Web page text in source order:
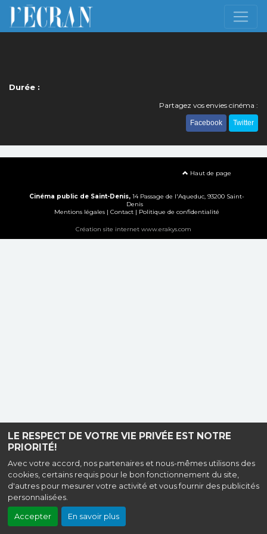
LE RESPECT DE VOTRE VIE PRIVÉE EST NOTRE
PRIORITÉ!
Avec votre accord, nos partenaires et nous-mêmes utilisons des
cookies, certains requis pour le bon fonctionnement du site,
d'autres pour mesurer votre activité et vous fournir des publicités
personnalisées.
Accepter En savoir plus
Durée :
Partagez vos envies cinéma :
Facebook Twitter
Haut de page
Cinéma public de Saint-Denis, 14 Passage de l'Aqueduc, 93200 Saint-
Denis
Mentions légales| Contact| Politique de confidentialité
Création site internet www.erakys.com